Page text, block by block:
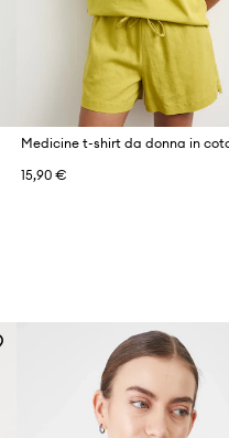
Medicine t-shirt da donna in
15,90 €